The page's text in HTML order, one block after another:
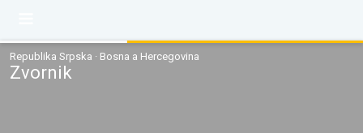
Republika Srpska · Bosna a Hercegovina
Zvornik